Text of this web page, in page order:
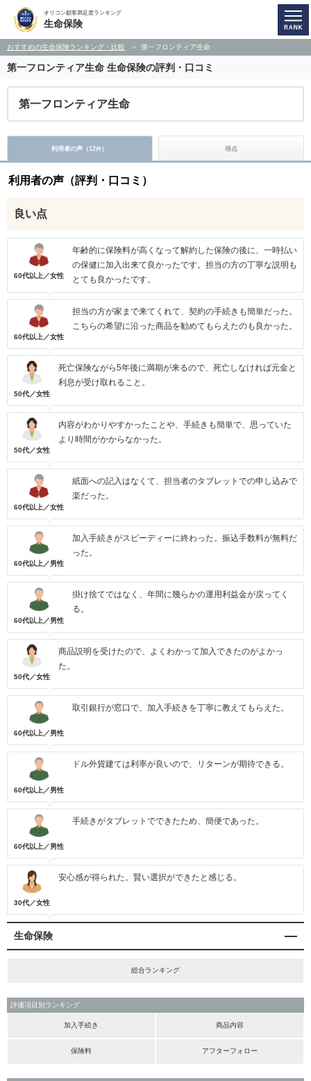
オリコン顧客満足度ランキング
生命保険
おすすめの生命保険ランキング・比較 第一フロンティア生命
第一フロンティア生命 生命保険の評判・口コミ
第一フロンティア生命
利用者の声（12件） 得点
利用者の声（評判・口コミ）
良い点
60代以上／女性
年齢的に保険料が高くなって解約した保険の後に、一時払い
の保健に加入出来て良かったです。担当の方の丁寧な説明も
とても良かったです。
60代以上／女性
担当の方が家まで来てくれて、契約の手続きも簡単だった。
こちらの希望に沿った商品を勧めてもらえたのも良かった。
50代／女性
死亡保険ながら5年後に満期が来るので、死亡しなければ元金と
利息が受け取れること。
50代／女性
内容がわかりやすかったことや、手続きも簡単で、思っていた
より時間がかからなかった。
60代以上／女性
紙面への記入はなくて、担当者のタブレットでの申し込みで
楽だった。
60代以上／男性
加入手続きがスピーディーに終わった。振込手数料が無料だ
った。
60代以上／男性
掛け捨てではなく、年間に幾らかの運用利益金が戻ってく
る。
50代／女性
商品説明を受けたので、よくわかって加入できたのがよかっ
た。
60代以上／男性
取引銀行が窓口で、加入手続きを丁寧に教えてもらえた。
60代以上／男性
ドル外貨建ては利率が良いので、リターンが期待できる。
60代以上／男性
手続きがタブレットでできたため、簡便であった。
30代／女性
安心感が得られた。賢い選択ができたと感じる。
生命保険
総合ランキング
評価項目別ランキング
加入手続き 商品内容
保険料 アフターフォロー